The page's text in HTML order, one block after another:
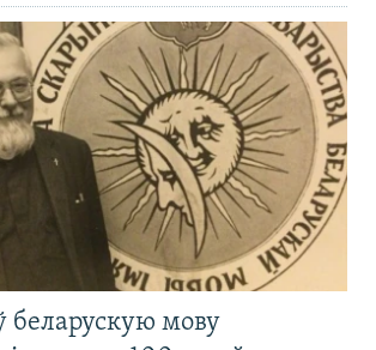
беларускую мову